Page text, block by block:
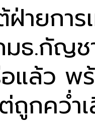
ายกา
ธ.กัญช
แล้ว พ
ถูกคว่ำ